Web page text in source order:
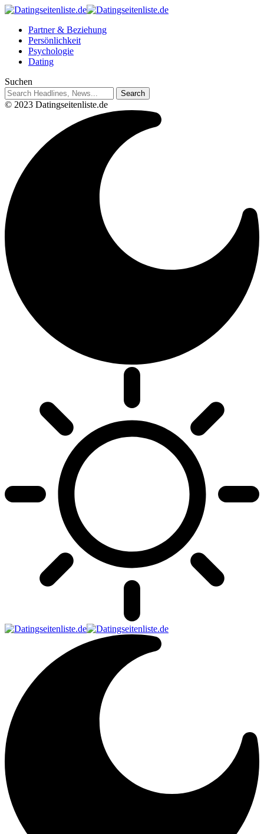
Partner & Beziehung
Persönlichkeit
Psychologie
Dating
Suchen
© 2023 Datingseitenliste.de